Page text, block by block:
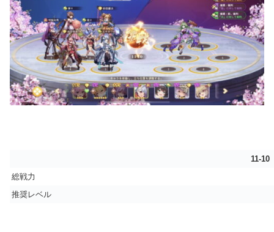
11-10
総戦力
推奨レベル